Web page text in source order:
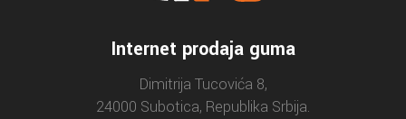
Internet prodaja guma
Dimitrija Tucovića 8,
24000 Subotica, Republika Srbija.